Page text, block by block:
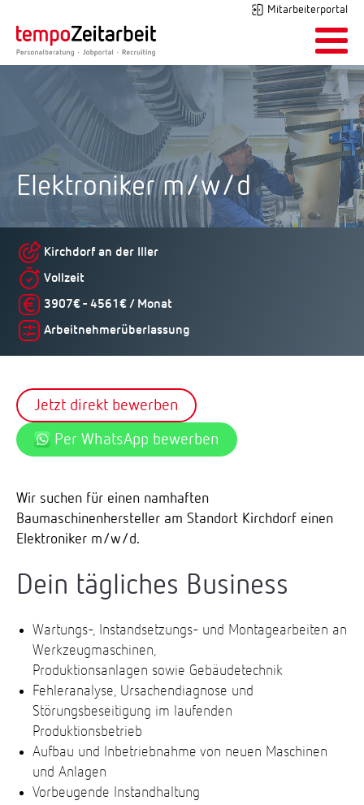
Mitarbeiterportal
Elektroniker m/w/d
Kirchdorf an der Iller
Vollzeit
3907€ - 4561€ / Monat
Arbeitnehmerüberlassung
Jetzt direkt bewerben
Per WhatsApp bewerben
Wir suchen für einen namhaften
Baumaschinenhersteller am Standort Kirchdorf einen
Elektroniker m/w/d.
Dein tägliches Business
Wartungs-, Instandsetzungs- und Montagearbeiten an
Werkzeugmaschinen,
Produktionsanlagen sowie Gebäudetechnik
Fehleranalyse, Ursachendiagnose und
Störungsbeseitigung im laufenden
Produktionsbetrieb
Aufbau und Inbetriebnahme von neuen Maschinen
und Anlagen
Vorbeugende Instandhaltung